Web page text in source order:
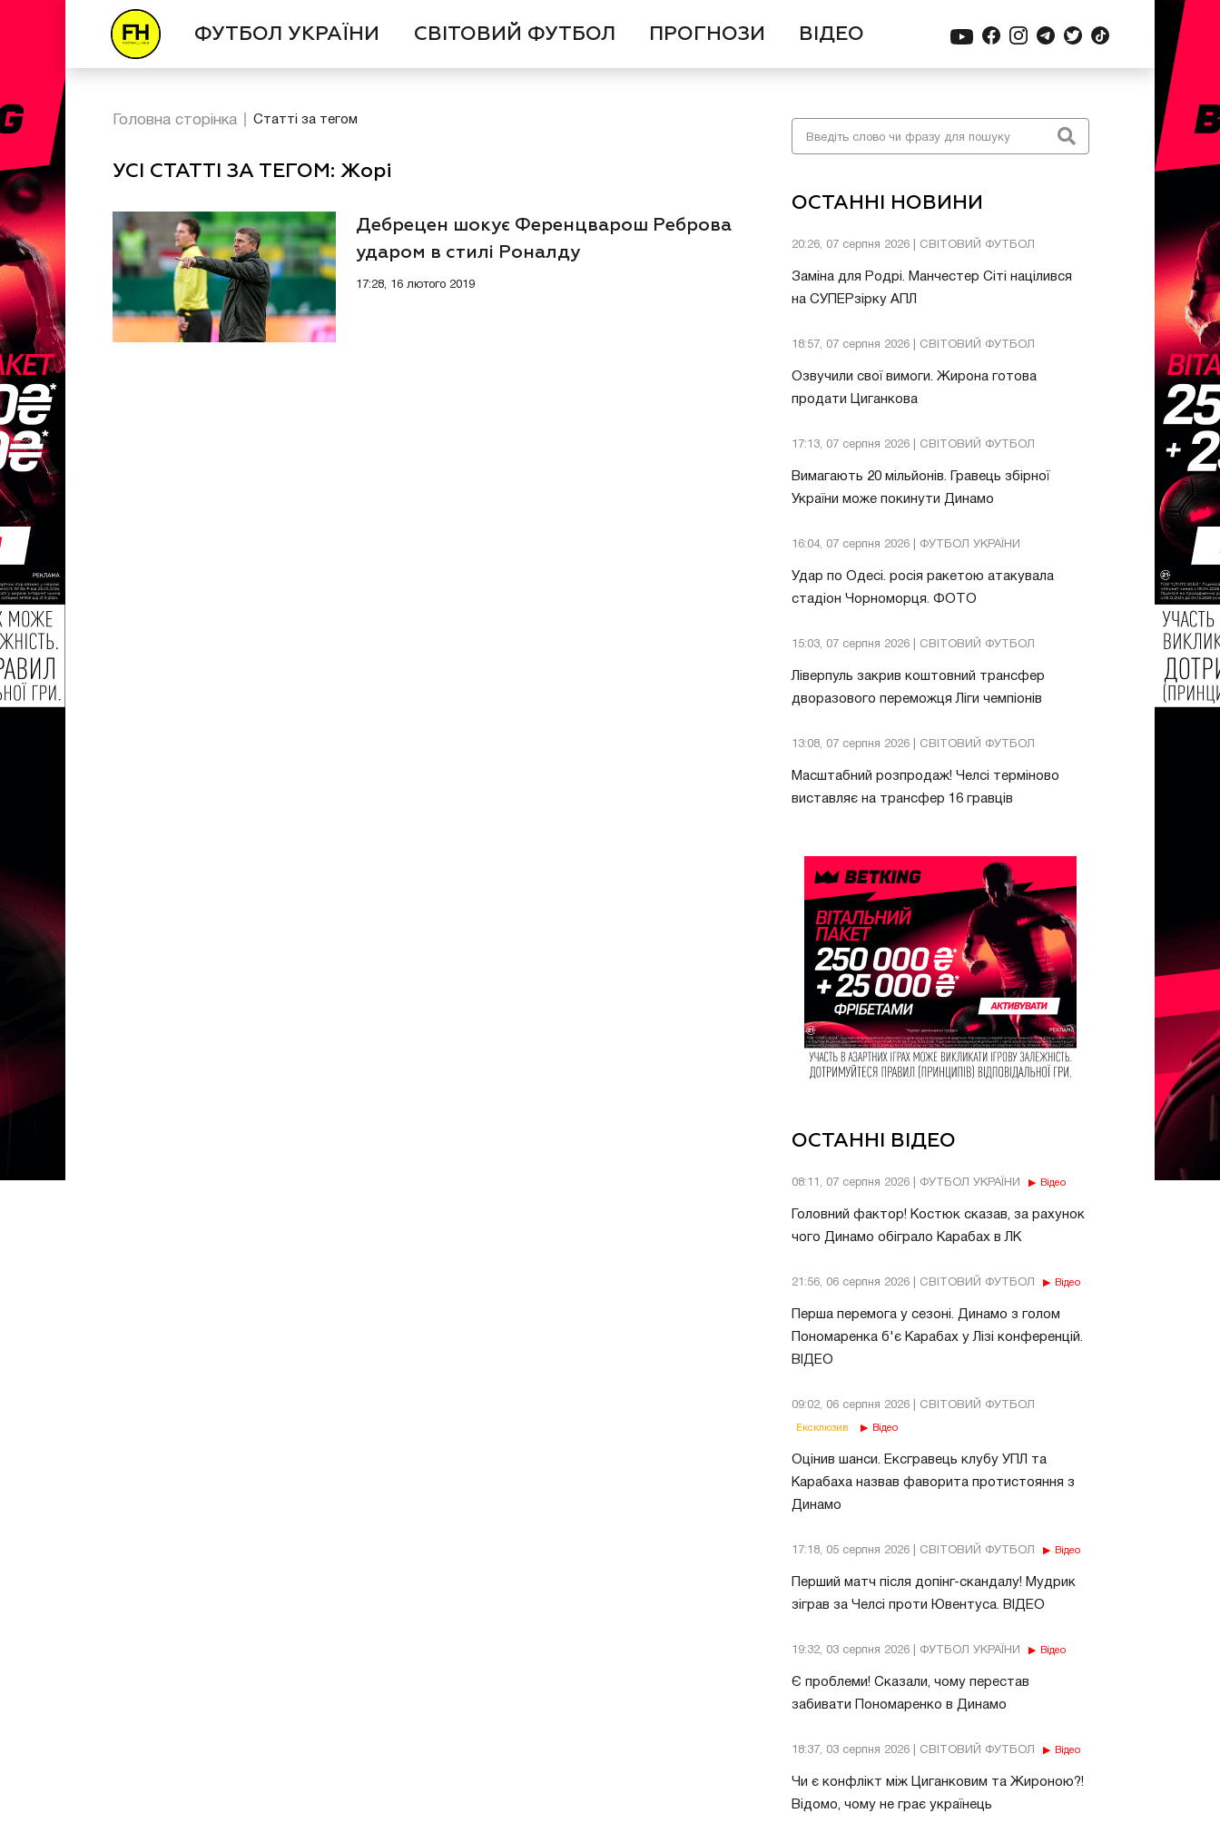
ФУТБОЛ УКРАЇНИ СВІТОВИЙ ФУТБОЛ ПРОГНОЗИ ВІДЕО
ОСТАННІ НОВИНИ
20:26, 07 серпня 2026 | СВІТОВИЙ ФУТБОЛ
Заміна для Родрі. Манчестер Сіті націлився
на СУПЕРзірку АПЛ
18:57, 07 серпня 2026 | СВІТОВИЙ ФУТБОЛ
Озвучили свої вимоги. Жирона готова
продати Циганкова
17:13, 07 серпня 2026 | СВІТОВИЙ ФУТБОЛ
Вимагають 20 мільйонів. Гравець збірної
України може покинути Динамо
16:04, 07 серпня 2026 | ФУТБОЛ УКРАЇНИ
Удар по Одесі. росія ракетою атакувала
стадіон Чорноморця. ФОТО
15:03, 07 серпня 2026 | СВІТОВИЙ ФУТБОЛ
Ліверпуль закрив коштовний трансфер
дворазового переможця Ліги чемпіонів
13:08, 07 серпня 2026 | СВІТОВИЙ ФУТБОЛ
Масштабний розпродаж! Челсі терміново
виставляє на трансфер 16 гравців
ОСТАННІ ВІДЕО
08:11, 07 серпня 2026 | ФУТБОЛ УКРАЇНИ Відео
Головний фактор! Костюк сказав, за рахунок
чого Динамо обіграло Карабах в ЛК
21:56, 06 серпня 2026 | СВІТОВИЙ ФУТБОЛ Відео
Перша перемога у сезоні. Динамо з голом
Пономаренка б'є Карабах у Лізі конференцій.
ВІДЕО
09:02, 06 серпня 2026 | СВІТОВИЙ ФУТБОЛ
Ексклюзив Відео
Оцінив шанси. Ексгравець клубу УПЛ та
Карабаха назвав фаворита протистояння з
Динамо
17:18, 05 серпня 2026 | СВІТОВИЙ ФУТБОЛ Відео
Перший матч після допінг-скандалу! Мудрик
зіграв за Челсі проти Ювентуса. ВІДЕО
19:32, 03 серпня 2026 | ФУТБОЛ УКРАЇНИ Відео
Є проблеми! Сказали, чому перестав
забивати Пономаренко в Динамо
18:37, 03 серпня 2026 | СВІТОВИЙ ФУТБОЛ Відео
Чи є конфлікт між Циганковим та Жироною?!
Відомо, чому не грає українець
Головна сторінка Статті за тегом
УСІ СТАТТІ ЗА ТЕГОМ: Жорі
Дебрецен шокує Ференцварош Реброва
ударом в стилі Роналду
17:28, 16 лютого 2019